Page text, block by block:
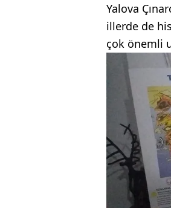
Yalova
illerde de
çok önemli